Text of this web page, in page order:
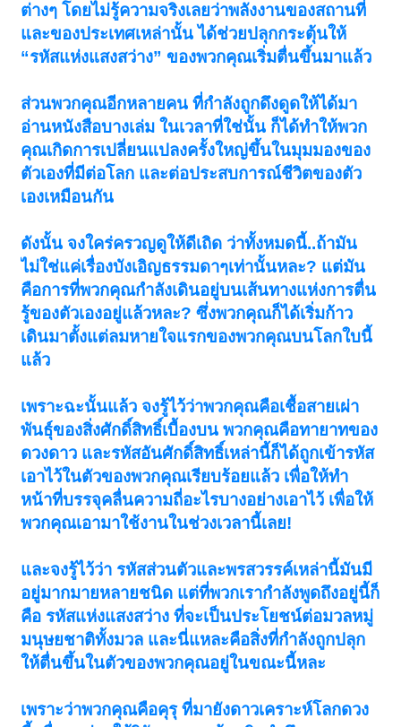
ต่างๆ โดยไม่รู้ความจริงเลยว่าพลังงานของสถานที่
และของประเทศเหล่านั้น ได้ช่วยปลุกกระตุ้นให้
“รหัสแห่งแสงสว่าง” ของพวกคุณเริ่มตื่นขึ้นมาแล้ว
ส่วนพวกคุณอีกหลายคน ที่กำลังถูกดึงดูดให้ได้มา
อ่านหนังสือบางเล่ม ในเวลาที่ใช่นั้น ก็ได้ทำให้พวก
คุณเกิดการเปลี่ยนแปลงครั้งใหญ่ขึ้นในมุมมองของ
ตัวเองที่มีต่อโลก และต่อประสบการณ์ชีวิตของตัว
เองเหมือนกัน
ดังนั้น จงใคร่ครวญดูให้ดีเถิด ว่าทั้งหมดนี้..ถ้ามัน
ไม่ใช่แค่เรื่องบังเอิญธรรมดาๆเท่านั้นหละ? แต่มัน
คือการที่พวกคุณกำลังเดินอยู่บนเส้นทางแห่งการตื่น
รู้ของตัวเองอยู่แล้วหละ? ซึ่งพวกคุณก็ได้เริ่มก้าว
เดินมาตั้งแต่ลมหายใจแรกของพวกคุณบนโลกใบนี้
แล้ว
เพราะฉะนั้นแล้ว จงรู้ไว้ว่าพวกคุณคือเชื้อสายเผ่า
พันธุ์ของสิ่งศักดิ์สิทธิ์เบื้องบน พวกคุณคือทายาทของ
ดวงดาว และรหัสอันศักดิ์สิทธิ์เหล่านี้ก็ได้ถูกเข้ารหัส
เอาไว้ในตัวของพวกคุณเรียบร้อยแล้ว เพื่อให้ทำ
หน้าที่บรรจุคลื่นความถี่อะไรบางอย่างเอาไว้ เพื่อให้
พวกคุณเอามาใช้งานในช่วงเวลานี้เลย!
และจงรู้ไว้ว่า รหัสส่วนตัวและพรสวรรค์เหล่านี้มันมี
อยู่มากมายหลายชนิด แต่ที่พวกเรากำลังพูดถึงอยู่นี้ก็
คือ รหัสแห่งแสงสว่าง ที่จะเป็นประโยชน์ต่อมวลหมู่
มนุษยชาติทั้งมวล และนี่แหละคือสิ่งที่กำลังถูกปลุก
ให้ตื่นขึ้นในตัวของพวกคุณอยู่ในขณะนี้หละ
เพราะว่าพวกคุณคือคุรุ ที่มายังดาวเคราะห์โลกดวง